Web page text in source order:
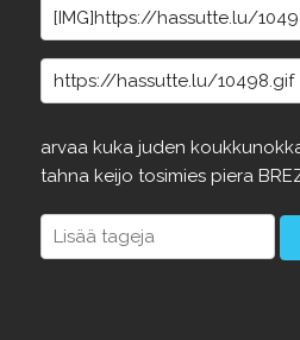
arvaa kuka juden
tahna keijo tosimies piera